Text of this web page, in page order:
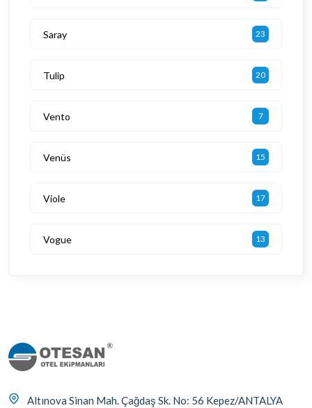
Saray 23
Tulip 20
Vento 7
Venüs 15
Viole 17
Vogue 13
Altınova Sinan Mah. Çağdaş Sk. No: 56 Kepez/ANTALYA